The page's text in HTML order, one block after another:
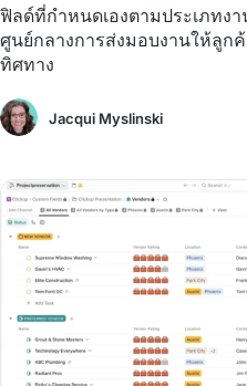
ฟิลด์ที่กำหนดเองตามประเภทง
ศูนย์กลางการส่งมอบงานให้ลูก
ทิศทาง
Jacqui Myslinski